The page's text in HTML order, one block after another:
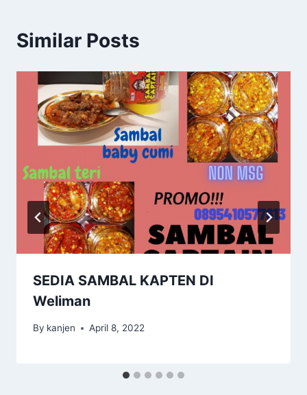
Similar Posts
SEDIA SAMBAL KAPTEN DI
Weliman
By kanjen April 8, 2022